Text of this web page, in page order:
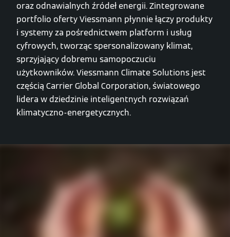
oraz odnawialnych źródeł energii. Zintegrowane
portfolio oferty Viessmann płynnie łączy produkty
i systemy za pośrednictwem platform i usług
cyfrowych, tworząc spersonalizowany klimat,
sprzyjający dobremu samopoczuciu
użytkowników. Viessmann Climate Solutions jest
częścią Carrier Global Corporation, światowego
lidera w dziedzinie inteligentnych rozwiązań
klimatyczno-energetycznych.